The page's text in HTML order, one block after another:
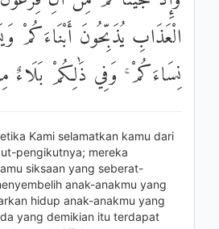
الْعَذَابِ يُذَبِّحُونَ أَبْنَاءَكُمْ
نِسَاءَكُمْ ۚ وَفِي ذَٰلِكُمْ بَلَاءٌ
Kami selamatkan kamu dari
pengikutnya; mereka
siksaan yang seberat-
anak-anakmu yang
hidup anak-anakmu yang
yang demikian itu terdapat